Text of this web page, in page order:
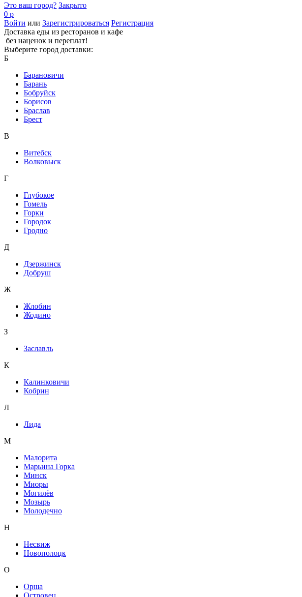
Это ваш город? Закрыто
0 р
Войти или Зарегистрироваться Регистрация
Доставка еды из ресторанов и кафе
без наценок и переплат!
Выберите город доставки:
Б
Барановичи
Барань
Бобруйск
Борисов
Браслав
Брест
В
Витебск
Волковыск
Г
Глубокое
Гомель
Горки
Городок
Гродно
Д
Дзержинск
Добруш
Ж
Жлобин
Жодино
З
Заславль
К
Калинковичи
Кобрин
Л
Лида
М
Малорита
Марьина Горка
Минск
Миоры
Могилёв
Мозырь
Молодечно
Н
Несвиж
Новополоцк
О
Орша
Островец